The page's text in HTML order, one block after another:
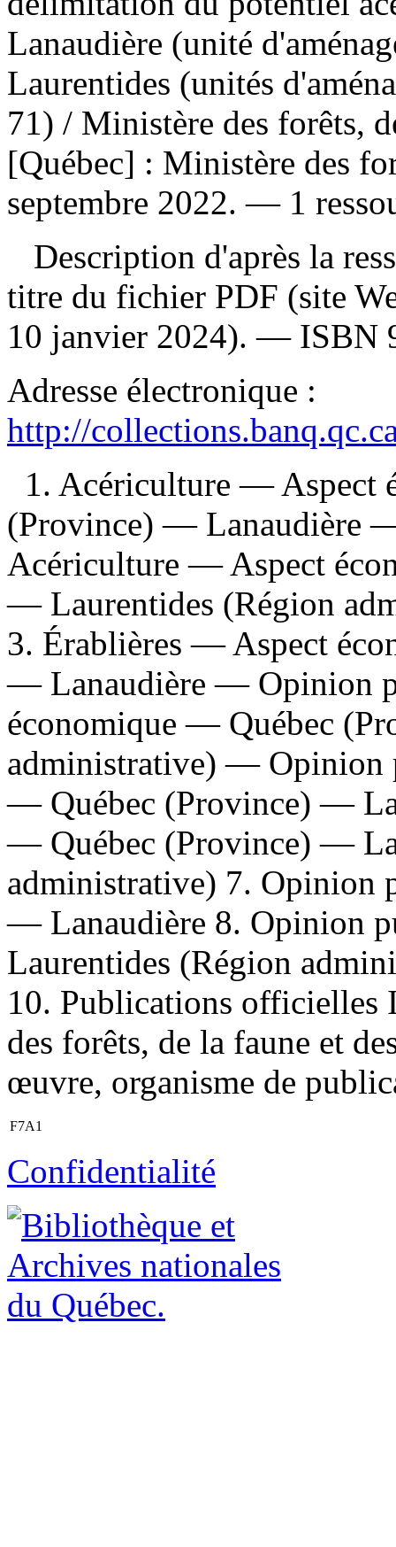
Lanaudière (unité
Laurentides (unités
71) / Ministère des forêts,
[Québec] : Ministère des
septembre 2022. — 1
Description d'après la
titre du fichier PDF (site
10 janvier 2024). — ISBN
Adresse électronique :
http://
1. Acériculture — Aspect
(Province) — Lanaudière
Acériculture — Aspect
— Laurentides (Région
3. Érablières — Aspect
— Lanaudière — Opinion
économique — Québec
administrative) — Opinion
— Québec (Province) —
— Québec (Province) —
administrative) 7. Opinion
— Lanaudière 8. Opinion
Laurentides (Région
10. Publications officielles
des forêts, de la faune et
œuvre, organisme de
F7A1
Confidentialité